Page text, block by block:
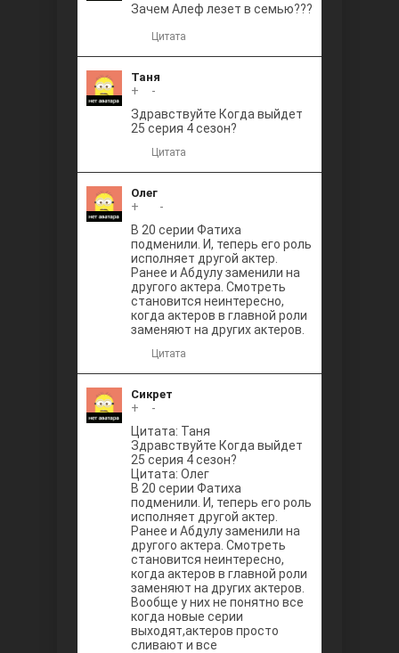
Зачем Алеф лезет в семью???
Цитата
Таня
+
-
Здравствуйте Когда выйдет
25 серия 4 сезон?
Цитата
Олег
+
-
В 20 серии Фатиха
подменили. И, теперь его роль
исполняет другой актер.
Ранее и Абдулу заменили на
другого актера. Смотреть
становится неинтересно,
когда актеров в главной роли
заменяют на других актеров.
Цитата
Сикрет
+
-
Цитата: Таня
Здравствуйте Когда выйдет
25 серия 4 сезон?
Цитата: Олег
В 20 серии Фатиха
подменили. И, теперь его роль
исполняет другой актер.
Ранее и Абдулу заменили на
другого актера. Смотреть
становится неинтересно,
когда актеров в главной роли
заменяют на других актеров.
Вообще у них не понятно все
когда новые серии
выходят,актеров просто
сливают и все